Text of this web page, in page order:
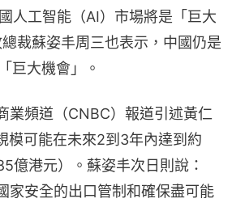
人工智能（AI）市場將是「巨大
裁蘇姿丰周三也表示，中國仍是
巨大機會」。
業頻道（CNBC）報道引述黃仁
模可能在未來2到3年內達到約
億港元）。蘇姿丰次日則說：
家安全的出口管制和確保盡可能